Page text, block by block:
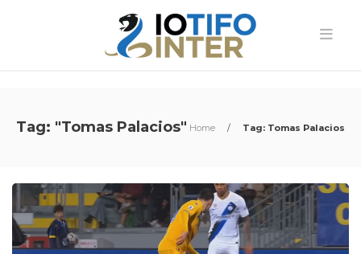
Tag: "Tomas Palacios" Home / Tag: Tomas Palacios